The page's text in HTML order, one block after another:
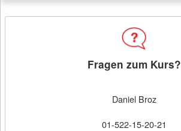
Fragen zum Kurs?
Daniel Broz
01-522-15-20-21